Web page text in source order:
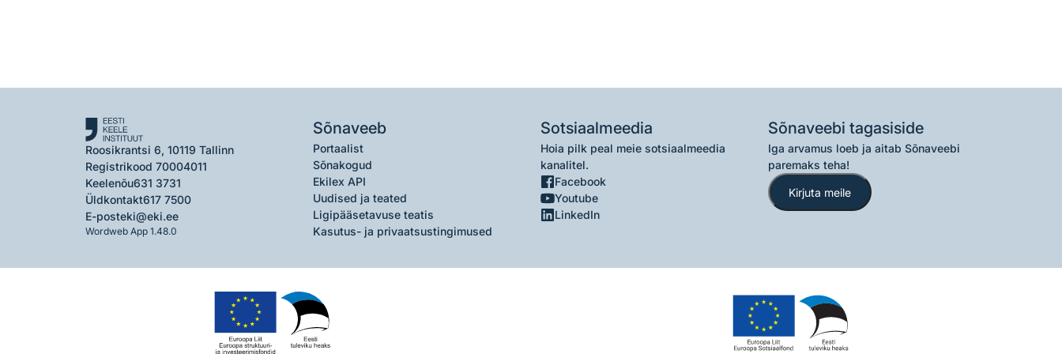
Roosikrantsi 6, 10119 Tallinn
Registrikood 70004011
Keelenõu631 3731
Üldkontakt617 7500
E-posteki@eki.ee
Wordweb App 1.48.0
Sõnaveeb
Portaalist
Sõnakogud
Ekilex API
Uudised ja teated
Ligipääsetavuse teatis
Kasutus- ja privaatsustingimused
Sotsiaalmeedia
Hoia pilk peal meie sotsiaalmeedia
kanalitel.
Facebook
Youtube
LinkedIn
Sõnaveebi tagasiside
Iga arvamus loeb ja aitab Sõnaveebi
paremaks teha!
Kirjuta meile